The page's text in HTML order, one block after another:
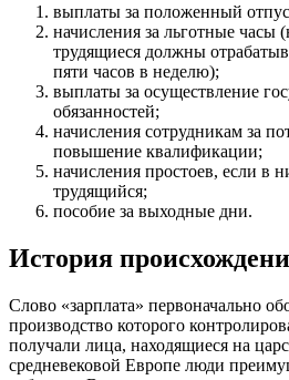
выплаты за положенный
начисления за льготные часы
трудящиеся должны
пяти часов в неделю);
выплаты за осуществление
обязанностей;
начисления сотрудникам за
повышение квалификации;
начисления простоев, если в
трудящийся;
пособие за выходные дни.
История
Слово «зарплата» первоначально
производство которого
получали лица, находящиеся на
средневековой Европе люди